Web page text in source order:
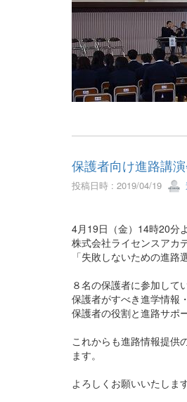
保護者向け進路講
投稿日時 : 2019/04/19
4月19日（金）14時20
株式会社ライセンスア
「失敗しないための進
８名の保護者に参加して
保護者がすべき進学情報
保護者の役割と進路サポ
これからも進路情報提供
ます。
よろしくお願いいたします